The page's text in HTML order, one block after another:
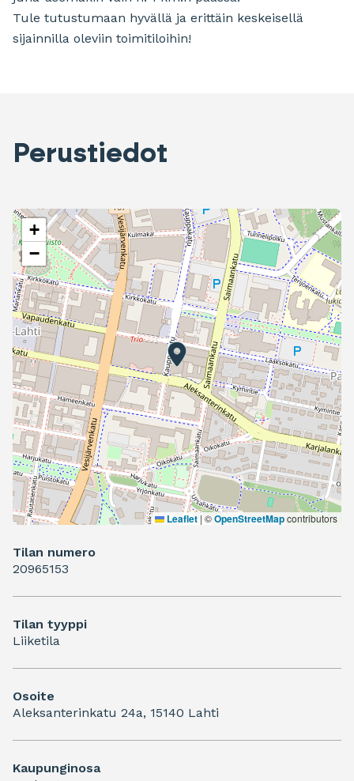
Tule tutustumaan hyvällä ja erittäin keskeisellä
sijainnilla oleviin toimitiloihin!
Perustiedot
+
−
Leaflet |©OpenStreetMapcontributors
Tilan numero
20965153
Tilan tyyppi
Liiketila
Osoite
Aleksanterinkatu 24a, 15140 Lahti
Kaupunginosa